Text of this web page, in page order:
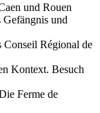
und Rouen
und
Conseil Régional de
Kontext. Besuch
Ferme de